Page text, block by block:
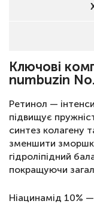
Ключові
numbuzin
Ретинол —
підвищує
синтез колагену
зменшити
гідроліпідний
покращуючи
Ніацинамід 10%